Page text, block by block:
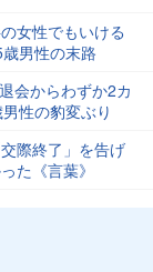
女性でもいける
男性の末路
会からわずか2カ
性の豹変ぶり
際終了」を告げ
た《言葉》